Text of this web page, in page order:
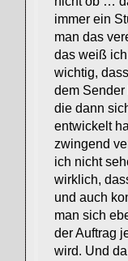
immer ein
man das
das weiß
wichtig,
dem Sender
die dann
entwickelt
zwingend
ich nicht
wirklich,
und auch
man sich
der Auftrag
wird. Und